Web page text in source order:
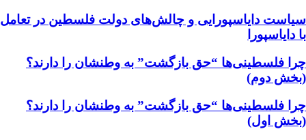
سیاست دایاسپورایی و چالش‌های دولت فلسطین در تعامل
با دایاسپورا
چرا فلسطینی‌ها “حق بازگشت” به وطنشان‌ را دارند؟
(بخش دوم)
چرا فلسطینی‌ها “حق بازگشت” به وطنشان‌ را دارند؟
(بخش اول)